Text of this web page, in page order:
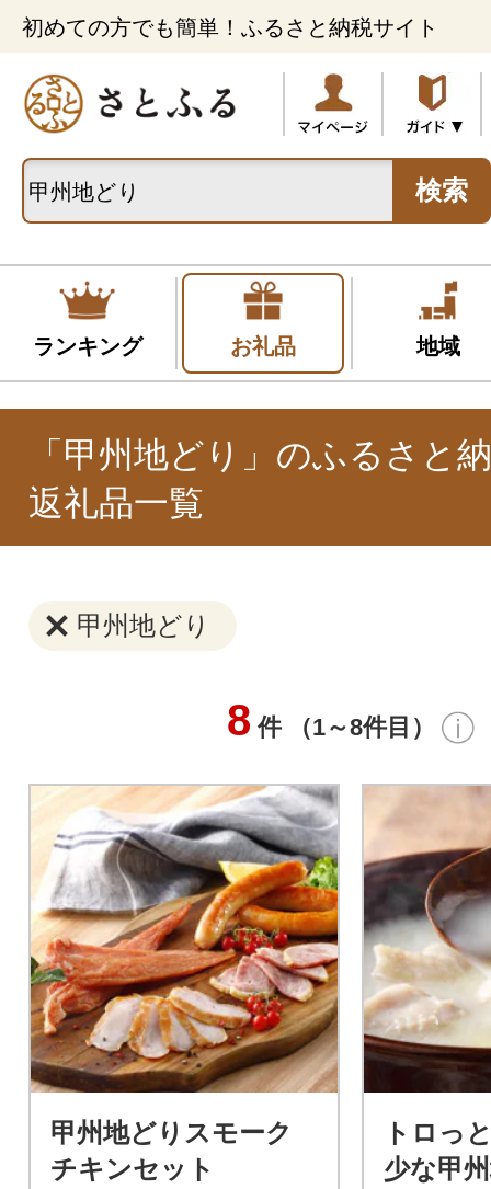
初めての方でも簡単！ふるさと納税サイト
検索
ランキング お礼品 地域
「甲州地どり」のふるさと
返礼品一覧
甲州地どり
8 件 （1～8件目）
甲州地どりスモーク
チキンセット
トロっ
少な甲